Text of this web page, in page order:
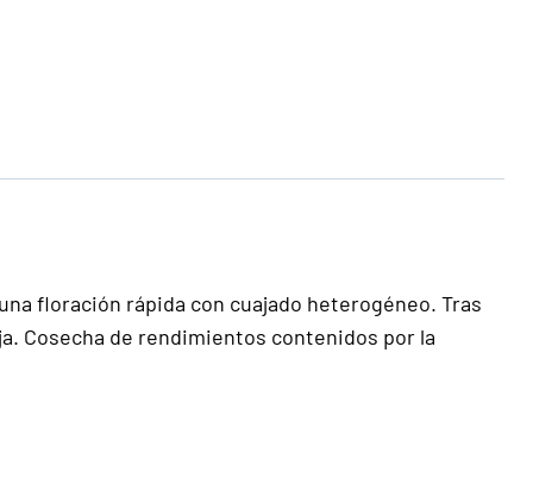
floración rápida con cuajado heterogéneo. Tras
Cosecha de rendimientos contenidos por la